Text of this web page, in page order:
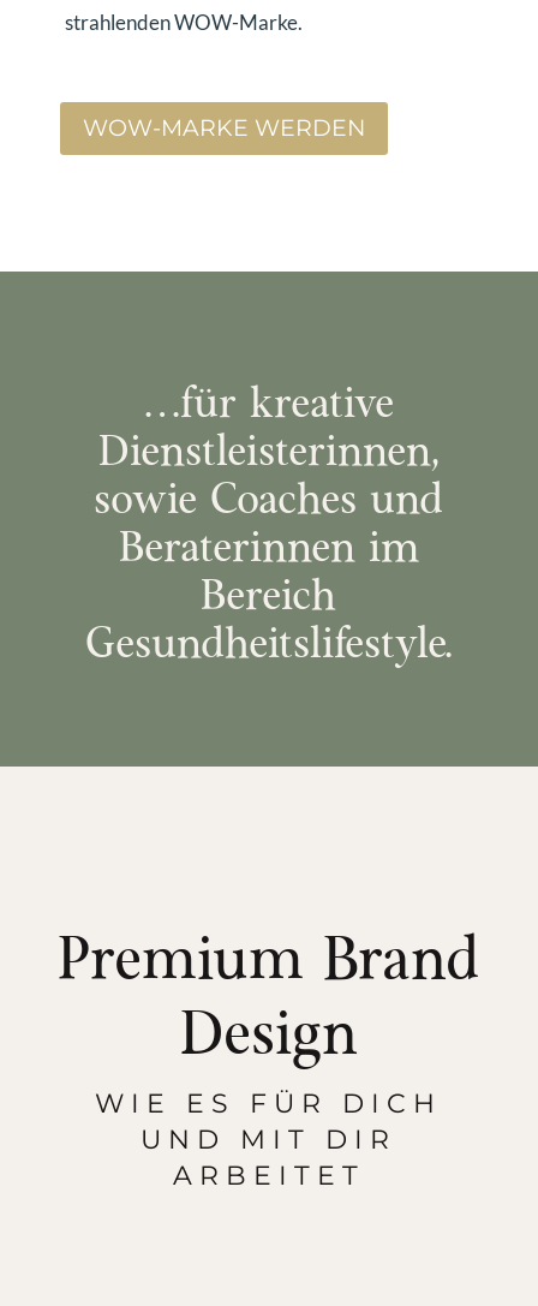
strahlenden WOW-Marke.
WOW-MARKE WERDEN
…für kreative
Dienstleisterinnen,
sowie Coaches und
Beraterinnen im
Bereich
Gesundheitslifestyle.
Premium Brand
Design
WIE ES FÜR DICH
UND MIT DIR
ARBEITET